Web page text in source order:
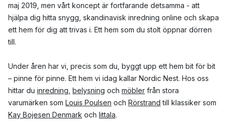
maj 2019, men vårt koncept är fortfarande detsamma - att
hjälpa dig hitta snygg, skandinavisk inredning online och skapa
ett hem för dig att trivas i. Ett hem som du stolt öppnar dörren
till.
Under åren har vi, precis som du, byggt upp ett hem bit för bit
– pinne för pinne. Ett hem vi idag kallar Nordic Nest. Hos oss
hittar du inredning belysning och möbler från stora
varumärken som Louis Poulsen och Rörstrand till klassiker som
Kay Bojesen Denmark och Iittala.